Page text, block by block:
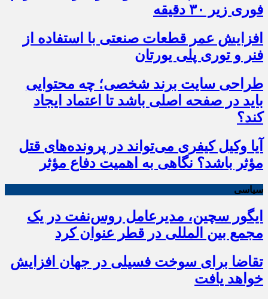
فوری زیر ۳۰ دقیقه
افزایش عمر قطعات صنعتی با استفاده از
فنر و توری پلی یورتان
طراحی سایت برند شخصی؛ چه محتوایی
باید در صفحه اصلی باشد تا اعتماد ایجاد
کند؟
آیا وکیل کیفری می‌تواند در پرونده‌های قتل
مؤثر باشد؟ نگاهی به اهمیت دفاع مؤثر
سیاسی
ایگور سچین، مدیرعامل روس‌نفت در یک
مجمع بین المللی در قطر عنوان کرد
تقاضا برای سوخت فسیلی در جهان افزایش
خواهد یافت